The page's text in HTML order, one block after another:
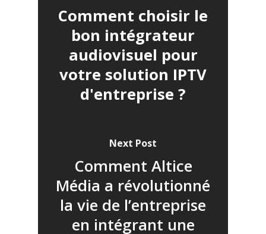
Comment choisir le
bon intégrateur
audiovisuel pour
votre solution IPTV
d'entreprise ?
Next Post
Comment Altice
Média a révolutionné
la vie de l’entreprise
en intégrant une